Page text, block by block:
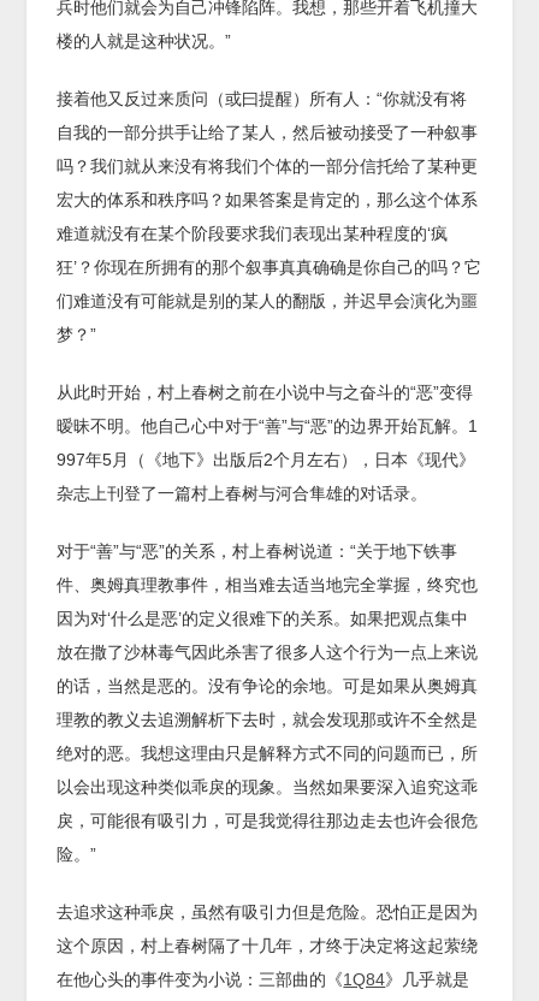
兵时他们就会为自己冲锋陷阵。我想，那些开着飞机撞大
楼的人就是这种状况。”
接着他又反过来质问（或曰提醒）所有人：“你就没有将
自我的一部分拱手让给了某人，然后被动接受了一种叙事
吗？我们就从来没有将我们个体的一部分信托给了某种更
宏大的体系和秩序吗？如果答案是肯定的，那么这个体系
难道就没有在某个阶段要求我们表现出某种程度的‘疯
狂’？你现在所拥有的那个叙事真真确确是你自己的吗？它
们难道没有可能就是别的某人的翻版，并迟早会演化为噩
梦？”
从此时开始，村上春树之前在小说中与之奋斗的“恶”变得
暧昧不明。他自己心中对于“善”与“恶”的边界开始瓦解。1
997年5月（《地下》出版后2个月左右），日本《现代》
杂志上刊登了一篇村上春树与河合隼雄的对话录。
对于“善”与“恶”的关系，村上春树说道：“关于地下铁事
件、奥姆真理教事件，相当难去适当地完全掌握，终究也
因为对‘什么是恶’的定义很难下的关系。如果把观点集中
放在撒了沙林毒气因此杀害了很多人这个行为一点上来说
的话，当然是恶的。没有争论的余地。可是如果从奥姆真
理教的教义去追溯解析下去时，就会发现那或许不全然是
绝对的恶。我想这理由只是解释方式不同的问题而已，所
以会出现这种类似乖戾的现象。当然如果要深入追究这乖
戾，可能很有吸引力，可是我觉得往那边走去也许会很危
险。”
去追求这种乖戾，虽然有吸引力但是危险。恐怕正是因为
这个原因，村上春树隔了十几年，才终于决定将这起萦绕
在他心头的事件变为小说：三部曲的《1Q84》几乎就是